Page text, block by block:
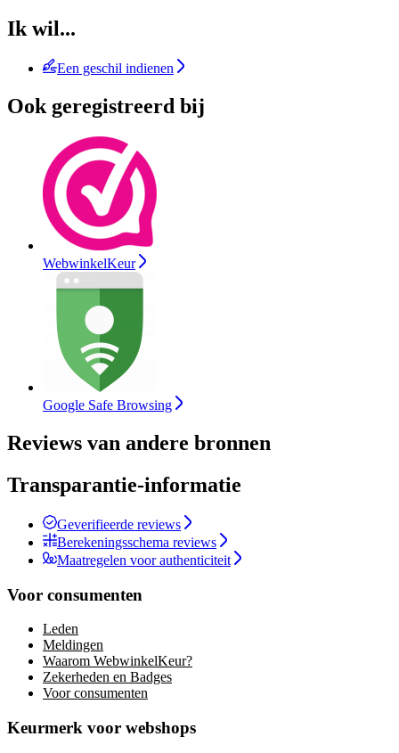
Ik wil...
Een geschil indienen
Ook geregistreerd bij
WebwinkelKeur
Google Safe Browsing
Reviews van andere bronnen
Transparantie-informatie
Geverifieerde reviews
Berekeningsschema reviews
Maatregelen voor authenticiteit
Voor consumenten
Leden
Meldingen
Waarom WebwinkelKeur?
Zekerheden en Badges
Voor consumenten
Keurmerk voor webshops